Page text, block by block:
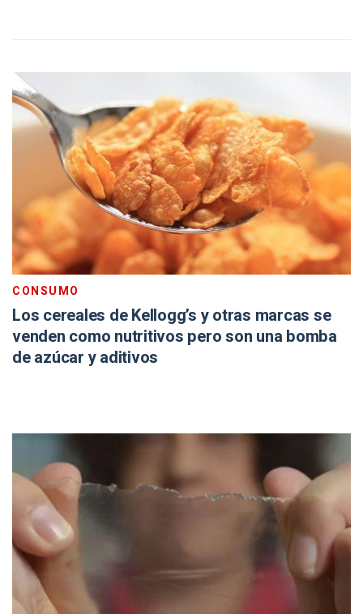
CONSUMO
Los cereales de Kellogg’s y otras marcas se
venden como nutritivos pero son una bomba
de azúcar y aditivos